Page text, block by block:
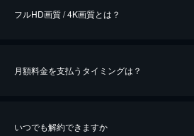
※40％ポイント還元の対象は、クレジットカード決済に
iOSアプリのUコイン決済による作品の購入 / レンタ
フルHD画質 / 4K画質とは？
月額料金を支払うタイミングは？
いつでも解約できますか